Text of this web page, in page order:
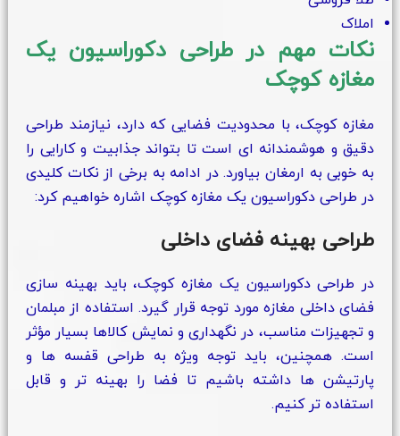
املاک
نکات مهم در طراحی دکوراسیون یک
مغازه کوچک
مغازه کوچک، با محدودیت‌ فضایی که دارد، نیازمند طراحی
دقیق و هوشمندانه‌ ای است تا بتواند جذابیت و کارایی را
به خوبی به ارمغان بیاورد. در ادامه به برخی از نکات کلیدی
در طراحی دکوراسیون یک مغازه کوچک اشاره خواهیم کرد:
طراحی بهینه فضای داخلی
در طراحی دکوراسیون یک مغازه کوچک، باید بهینه‌ سازی
فضای داخلی مغازه مورد توجه قرار گیرد. استفاده از مبلمان
و تجهیزات مناسب، در نگهداری و نمایش کالاها بسیار مؤثر
است. همچنین، باید توجه ویژه به طراحی قفسه‌ ها و
پارتیشن‌ ها داشته باشیم تا فضا را بهینه‌ تر و قابل
استفاده‌ تر کنیم.